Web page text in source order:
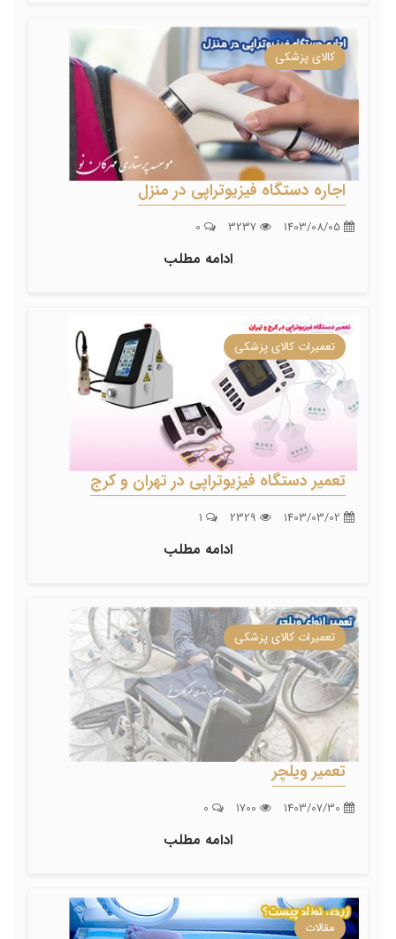
کالای پزشکی
اجاره دستگاه فیزیوتراپی در منزل
ادامه مطلب
تعمیرات کالای پزشکی
تعمیر دستگاه فیزیوتراپی در تهران و کرج
ادامه مطلب
تعمیرات کالای پزشکی
تعمیر ویلچر
ادامه مطلب
مقالات